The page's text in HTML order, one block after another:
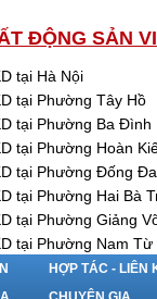
ĐỘNG SẢN
tại Hà Nội
tại Phường Tây Hồ
tại Phường Ba Đình
tại Phường Hoàn
tại Phường Đống Đa
tại Phường Hai Bà
tại Phường Giảng
tại Phường Nam Từ
tại Phường Cầu
tại Phường Thanh
HỢP TÁC - LIÊN